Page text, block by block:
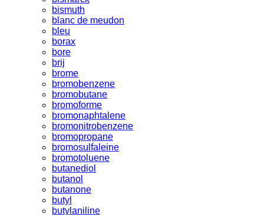
bismuth
blanc de meudon
bleu
borax
bore
brij
brome
bromobenzene
bromobutane
bromoforme
bromonaphtalene
bromonitrobenzene
bromopropane
bromosulfaleine
bromotoluene
butanediol
butanol
butanone
butyl
butylaniline